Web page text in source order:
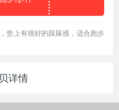
垫上有很好的踩屎感，适合跑步
详情